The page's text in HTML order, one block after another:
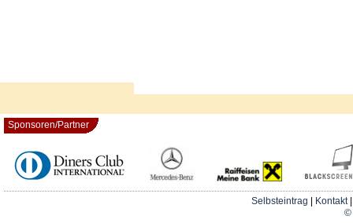
Sponsoren/Partner
Selbsteintrag Kontakt
©